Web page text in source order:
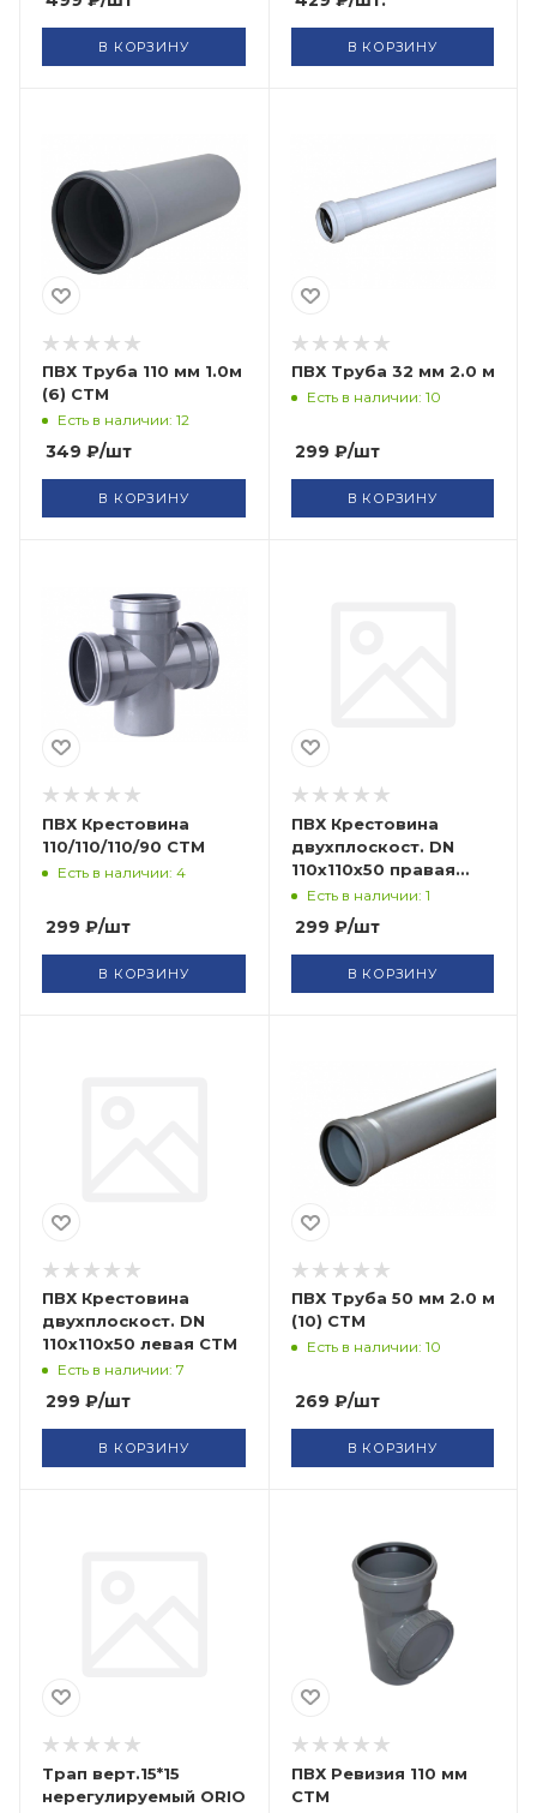
В КОРЗИНУ В КОРЗИНУ
ПВХ Труба 110 мм 1.0м
(6) СТМ
Есть в наличии: 12
349 ₽/шт
В КОРЗИНУ
ПВХ Труба 32 мм 2.0 м
Есть в наличии: 10
299 ₽/шт
В КОРЗИНУ
ПВХ Крестовина
110/110/110/90 СТМ
Есть в наличии: 4
299 ₽/шт
В КОРЗИНУ
ПВХ Крестовина
двухплоскост. DN
110х110х50 правая
СТМЕсть в наличии: 1
299 ₽/шт
В КОРЗИНУ
ПВХ Крестовина
двухплоскост. DN
110х110х50 левая СТМ
Есть в наличии: 7
299 ₽/шт
В КОРЗИНУ
ПВХ Труба 50 мм 2.0 м
(10) СТМ
Есть в наличии: 10
269 ₽/шт
В КОРЗИНУ
Трап верт.15*15
нерегулируемый ORIO
ПВХ Ревизия 110 мм
СТМ